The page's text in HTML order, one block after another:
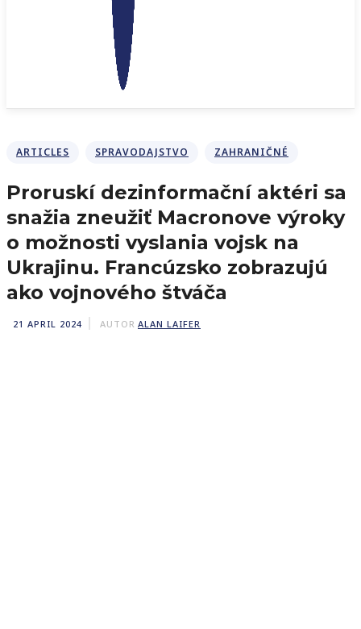
ARTICLES SPRAVODAJSTVO ZAHRANIČNÉ
Proruskí dezinformační aktéri sa
snažia zneužiť Macronove výroky
o možnosti vyslania vojsk na
Ukrajinu. Francúzsko zobrazujú
ako vojnového štváča
21 APRIL 2024 AUTOR ALAN LAIFER